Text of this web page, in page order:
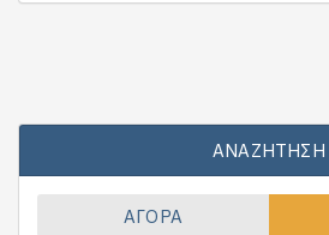
ΑΝΑΖΉΤΗΣΗ
ΑΓΟΡΆ